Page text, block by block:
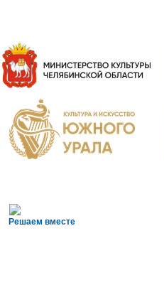
Решаем вместе